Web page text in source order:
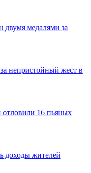
двумя медалями за
непристойный жест в
16 пьяных
доходы жителей